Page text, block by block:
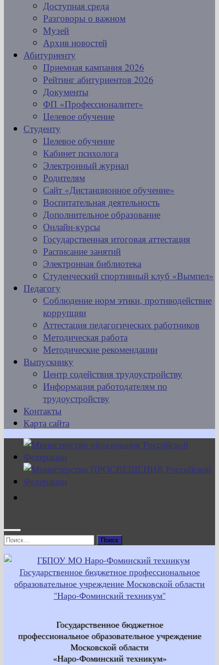
Доступная среда
Разговоры о важном
Музей
Архив новостей
Абитуриенту
Приемная кампания 2026
Рейтинг абитуриентов 2026
Документы
ФП «Профессионалитет»
Целевое обучение
Студенту
Целевое обучение
Кабинет психолога
Электронный журнал
Родителям
Сайт «Дистанционное обучение»
Воспитательная деятельность
Дополнительное образование
Онлайн-курсы
Государственная итоговая аттестация
Расписание занятий
Электронная библиотека
Студенческий спортивный клуб «Вымпел»
Педагогу
Соблюдение норм этики, противодействие
коррупции
Аттестация педагогических работников
Методическая работа
Методические рекомендации
Выпускнику
Центр содействия трудоустройству
Информация работодателям по
трудоустройству
Контакты
Карта сайта
Найти:
Государственное бюджетное
профессиональное образовательное учреждение
Московской области
«Наро-Фоминский техникум»